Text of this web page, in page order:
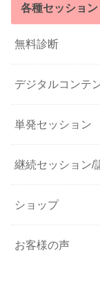
各種セッショ
無料診断
デジタルコンテ
単発セッション
継続セッション/
ショップ
お客様の声